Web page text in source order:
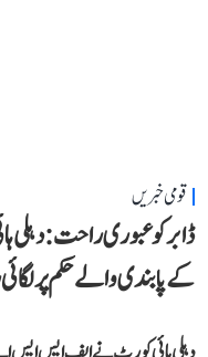
قومی خبریں
ڈابر کو عبوری راحت:
کے پابندی والے حکم پر